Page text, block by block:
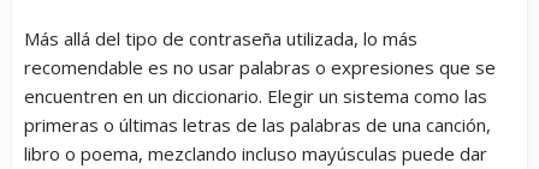
Más allá del tipo de contraseña utilizada, lo más
recomendable es no usar palabras o expresiones que se
encuentren en un diccionario. Elegir un sistema como las
primeras o últimas letras de las palabras de una canción,
libro o poema, mezclando incluso mayúsculas puede dar